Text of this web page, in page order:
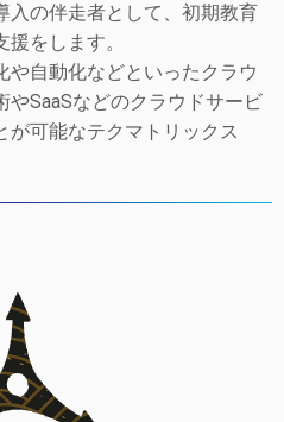
入の伴走者として、初期教育
をします。
や自動化などといったクラウ
やSaaSなどのクラウドサービ
が可能なテクマトリックス